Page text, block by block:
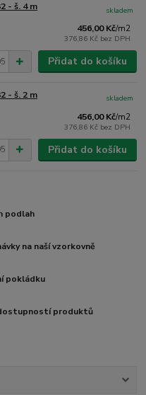
- š. 4 m
456,00 Kč/m2
376,86 Kč bez DPH
skladem
Přidat do košíku
- š. 2 m
456,00 Kč/m2
376,86 Kč bez DPH
skladem
Přidat do košíku
podlah
na naší vzorkovně
pokládku
produktů